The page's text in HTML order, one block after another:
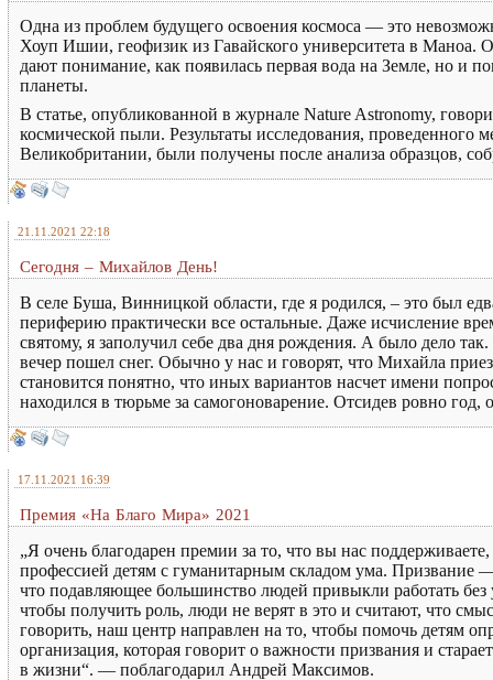
Одна из проблем будущего освоения космоса — это
Хоуп Ишии, геофизик из Гавайского университета в Маноа.
дают понимание, как появилась первая вода на Земле, но и
планеты.
В статье, опубликованной в журнале Nature Astronomy,
космической пыли. Результаты исследования, проведенного
Великобритании, были получены после анализа образцов,
21.11.2021 22:18
Сегодня – Михайлов День!
В селе Буша, Винницкой области, где я родился, – это был
периферию практически все остальные. Даже исчисление
святому, я заполучил себе два дня рождения. А было дело
вечер пошел снег. Обычно у нас и говорят, что Михайла
становится понятно, что иных вариантов насчет имени
находился в тюрьме за самогоноварение. Отсидев ровно
17.11.2021 16:39
Премия «На Благо Мира» 2021
„Я очень благодарен премии за то, что вы нас
профессией детям с гуманитарным складом ума. Призвание
что подавляющее большинство людей привыкли работать без
чтобы получить роль, люди не верят в это и считают, что
говорить, наш центр направлен на то, чтобы помочь детям
организация, которая говорит о важности призвания и
в жизни“. — поблагодарил Андрей Максимов.